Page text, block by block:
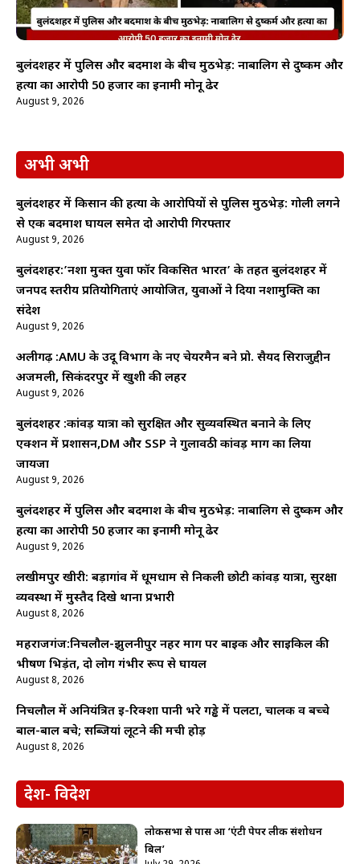
बुलंदशहर में पुलिस और बदमाश के बीच मुठभेड़: नाबालिग से दुष्कर्म और
हत्या का आरोपी 50 हजार का इनामी मोनू ढेर
August 9, 2026
अभी अभी
बुलंदशहर में किसान की हत्या के आरोपियों से पुलिस मुठभेड़: गोली लगने
से एक बदमाश घायल समेत दो आरोपी गिरफ्तार
August 9, 2026
बुलंदशहर:’नशा मुक्त युवा फॉर विकसित भारत’ के तहत बुलंदशहर में
जनपद स्तरीय प्रतियोगिताएं आयोजित, युवाओं ने दिया नशामुक्ति का
संदेश
August 9, 2026
अलीगढ़ :AMU के उर्दू विभाग के नए चेयरमैन बने प्रो. सैयद सिराजुद्दीन
अजमली, सिकंदरपुर में खुशी की लहर
August 9, 2026
बुलंदशहर :कांवड़ यात्रा को सुरक्षित और सुव्यवस्थित बनाने के लिए
एक्शन में प्रशासन,DM और SSP ने गुलावठी कांवड़ मार्ग का लिया
जायजा
August 9, 2026
बुलंदशहर में पुलिस और बदमाश के बीच मुठभेड़: नाबालिग से दुष्कर्म और
हत्या का आरोपी 50 हजार का इनामी मोनू ढेर
August 9, 2026
लखीमपुर खीरी: बड़ागांव में धूमधाम से निकली छोटी कांवड़ यात्रा, सुरक्षा
व्यवस्था में मुस्तैद दिखे थाना प्रभारी
August 8, 2026
महराजगंज:निचलौल-झुलनीपुर नहर मार्ग पर बाइक और साइकिल की
भीषण भिड़ंत, दो लोग गंभीर रूप से घायल
August 8, 2026
निचलौल में अनियंत्रित ई-रिक्शा पानी भरे गड्ढे में पलटा, चालक व बच्चे
बाल-बाल बचे; सब्जियां लूटने की मची होड़
August 8, 2026
देश- विदेश
लोकसभा से पास हुआ ‘एंटी पेपर लीक संशोधन
बिल’